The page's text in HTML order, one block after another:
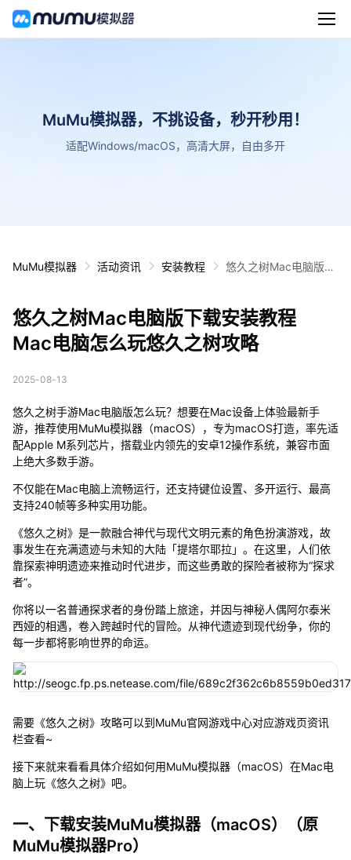
MuMu模拟器，不挑设备，秒开秒用！
适配Windows/macOS，高清大屏，自由多开
MuMu模拟器 活动资讯 安装教程
悠久之树Mac电脑版下
悠久之树Mac电脑版下载安装教程
Mac电脑怎么玩悠久之树攻略
2025-08-13
悠久之树手游Mac电脑版怎么玩？想要在Mac设备上体验最新手
游，推荐使用MuMu模拟器（macOS），专为macOS打造，率先适
配Apple M系列芯片，搭载业内领先的安卓12操作系统，兼容市面
上绝大多数手游。
不仅能在Mac电脑上流畅运行，还支持键位设置、多开运行、最高
支持240帧等多种实用功能。
《悠久之树》是一款融合神代与现代文明元素的角色扮演游戏，故
事发生在充满遗迹与未知的大陆「提塔尔耶拉」。在这里，人们依
靠探索神明遗迹来推动时代进步，而这些勇敢的探险者被称为“探求
者”。
你将以一名普通探求者的身份踏上旅途，并因与神秘人偶阿尔泰米
西娅的相遇，卷入跨越时代的冒险。从神代遗迹到现代纷争，你的
每一步都将影响世界的命运。
需要《悠久之树》攻略可以到MuMu官网游戏中心对应游戏页资讯
栏查看~
接下来就来看看具体介绍如何用MuMu模拟器（macOS）在Mac电
脑上玩《悠久之树》吧。
一、下载安装MuMu模拟器（macOS）（原
MuMu模拟器Pro）